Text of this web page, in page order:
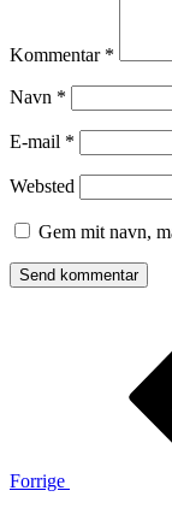
Kommentar *
Navn *
E-mail *
Websted
Gem mit navn,
Forrige